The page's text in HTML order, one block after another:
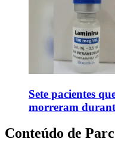
Sete pacientes
morreram
Conteúdo de